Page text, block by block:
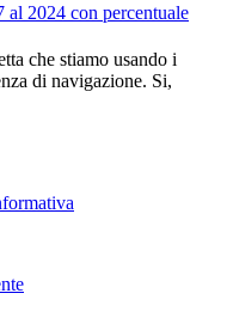
2024 con percentuale
che stiamo usando i
di navigazione. Si,